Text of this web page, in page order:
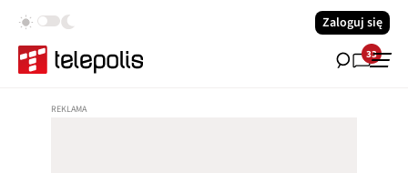
Zaloguj się
33